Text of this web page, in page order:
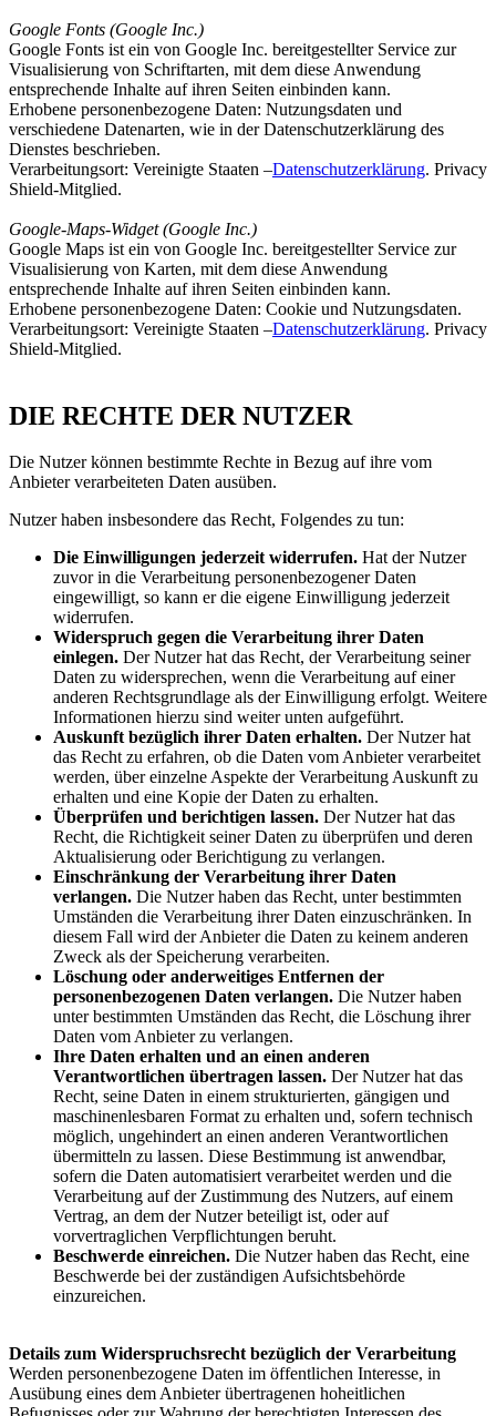
Google Fonts (Google Inc.)
Google Fonts ist ein von Google Inc. bereitgestellter Service zur
Visualisierung von Schriftarten, mit dem diese Anwendung
entsprechende Inhalte auf ihren Seiten einbinden kann.
Erhobene personenbezogene Daten: Nutzungsdaten und
verschiedene Datenarten, wie in der Datenschutzerklärung des
Dienstes beschrieben.
Verarbeitungsort: Vereinigte Staaten –Datenschutzerklärung. Privacy
Shield-Mitglied.
Google-Maps-Widget (Google Inc.)
Google Maps ist ein von Google Inc. bereitgestellter Service zur
Visualisierung von Karten, mit dem diese Anwendung
entsprechende Inhalte auf ihren Seiten einbinden kann.
Erhobene personenbezogene Daten: Cookie und Nutzungsdaten.
Verarbeitungsort: Vereinigte Staaten –Datenschutzerklärung. Privacy
Shield-Mitglied.
DIE RECHTE DER NUTZER
Die Nutzer können bestimmte Rechte in Bezug auf ihre vom
Anbieter verarbeiteten Daten ausüben.
Nutzer haben insbesondere das Recht, Folgendes zu tun:
Die Einwilligungen jederzeit widerrufen. Hat der Nutzer
zuvor in die Verarbeitung personenbezogener Daten
eingewilligt, so kann er die eigene Einwilligung jederzeit
widerrufen.
Widerspruch gegen die Verarbeitung ihrer Daten
einlegen. Der Nutzer hat das Recht, der Verarbeitung seiner
Daten zu widersprechen, wenn die Verarbeitung auf einer
anderen Rechtsgrundlage als der Einwilligung erfolgt. Weitere
Informationen hierzu sind weiter unten aufgeführt.
Auskunft bezüglich ihrer Daten erhalten. Der Nutzer hat
das Recht zu erfahren, ob die Daten vom Anbieter verarbeitet
werden, über einzelne Aspekte der Verarbeitung Auskunft zu
erhalten und eine Kopie der Daten zu erhalten.
Überprüfen und berichtigen lassen. Der Nutzer hat das
Recht, die Richtigkeit seiner Daten zu überprüfen und deren
Aktualisierung oder Berichtigung zu verlangen.
Einschränkung der Verarbeitung ihrer Daten
verlangen. Die Nutzer haben das Recht, unter bestimmten
Umständen die Verarbeitung ihrer Daten einzuschränken. In
diesem Fall wird der Anbieter die Daten zu keinem anderen
Zweck als der Speicherung verarbeiten.
Löschung oder anderweitiges Entfernen der
personenbezogenen Daten verlangen. Die Nutzer haben
unter bestimmten Umständen das Recht, die Löschung ihrer
Daten vom Anbieter zu verlangen.
Ihre Daten erhalten und an einen anderen
Verantwortlichen übertragen lassen. Der Nutzer hat das
Recht, seine Daten in einem strukturierten, gängigen und
maschinenlesbaren Format zu erhalten und, sofern technisch
möglich, ungehindert an einen anderen Verantwortlichen
übermitteln zu lassen. Diese Bestimmung ist anwendbar,
sofern die Daten automatisiert verarbeitet werden und die
Verarbeitung auf der Zustimmung des Nutzers, auf einem
Vertrag, an dem der Nutzer beteiligt ist, oder auf
vorvertraglichen Verpflichtungen beruht.
Beschwerde einreichen. Die Nutzer haben das Recht, eine
Beschwerde bei der zuständigen Aufsichtsbehörde
einzureichen.
Details zum Widerspruchsrecht bezüglich der Verarbeitung
Werden personenbezogene Daten im öffentlichen Interesse, in
Ausübung eines dem Anbieter übertragenen hoheitlichen